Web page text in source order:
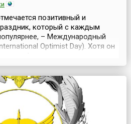
позитивный и
который с каждым
– Международный
Optimist Day). Хотя он
– в наш век стрессов,
кризисов важно уметь
и краски жизни. Автор Дня